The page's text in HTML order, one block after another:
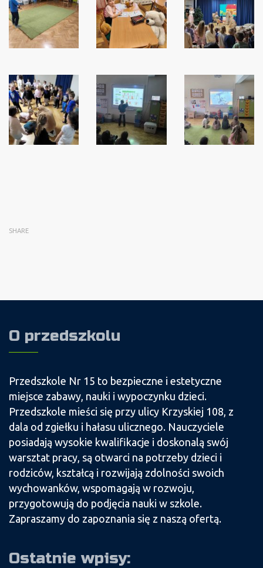
SHARE
O przedszkolu
Przedszkole Nr 15 to bezpieczne i estetyczne
miejsce zabawy, nauki i wypoczynku dzieci.
Przedszkole mieści się przy ulicy Krzyskiej 108, z
dala od zgiełku i hałasu ulicznego. Nauczyciele
posiadają wysokie kwalifikacje i doskonalą swój
warsztat pracy, są otwarci na potrzeby dzieci i
rodziców, kształcą i rozwijają zdolności swoich
wychowanków, wspomagają w rozwoju,
przygotowują do podjęcia nauki w szkole.
Zapraszamy do zapoznania się z naszą ofertą.
Ostatnie wpisy: